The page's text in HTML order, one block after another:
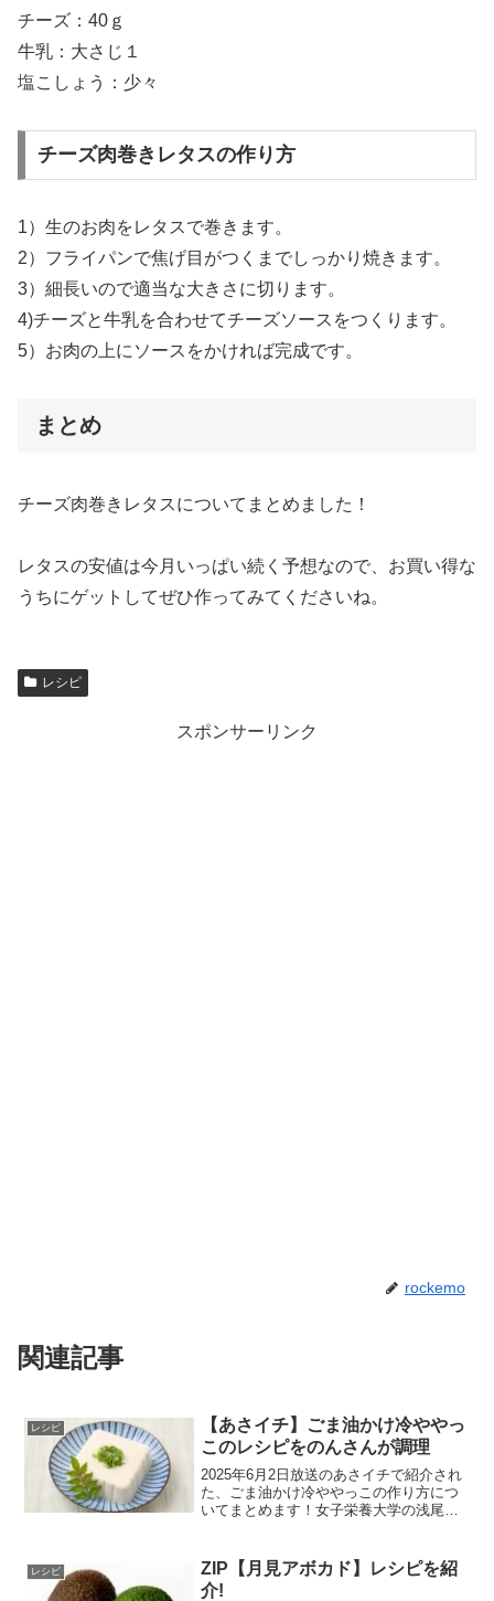
チーズ：40ｇ
牛乳：大さじ１
塩こしょう：少々
チーズ肉巻きレタスの作り方
1）生のお肉をレタスで巻きます。
2）フライパンで焦げ目がつくまでしっかり焼きます。
3）細長いので適当な大きさに切ります。
4)チーズと牛乳を合わせてチーズソースをつくります。
5）お肉の上にソースをかければ完成です。
まとめ
チーズ肉巻きレタスについてまとめました！
レタスの安値は今月いっぱい続く予想なので、お買い得な
うちにゲットしてぜひ作ってみてくださいね。
レシピ
スポンサーリンク
rockemo
関連記事
レシピ
【あさイチ】ごま油かけ冷ややっ
このレシピをのんさんが調理
2025年6月2日放送のあさイチで紹介され
た、ごま油かけ冷ややっこの作り方につ
いてまとめます！女子栄養大学の浅尾貴
この材料豆腐ねぎ生姜青じそごま油しょ
うゆごま油かけ冷や...
レシピ
ZIP【月見アボカド】レシピを紹
介!